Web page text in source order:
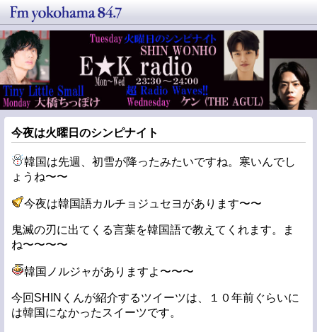
今夜は火曜日のシンピナイト
韓国は先週、初雪が降ったみたいですね。寒いんでし
ょうね〜〜
今夜は韓国語カルチョジュセヨがあります〜〜
鬼滅の刃に出てくる言葉を韓国語で教えてくれます。ま
ね〜〜〜〜
韓国ノルジャがありますよ〜〜〜
今回SHINくんが紹介するツイーツは、１０年前ぐらいに
は韓国になかったスイーツです。